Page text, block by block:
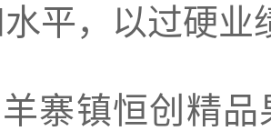
平，以过硬业
寨镇恒创精